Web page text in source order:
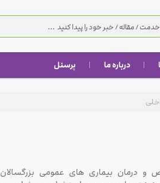
درباره ما پرسنل
بیماری های عمومی بزرگسالان